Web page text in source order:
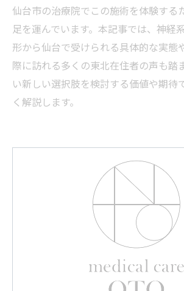
仙台市の治療院でこの施術を体験する
足を運んでいます。本記事では、神経
形から仙台で受けられる具体的な実態
際に訪れる多くの東北在住者の声も踏
い新しい選択肢を検討する価値や期待
く解説します。